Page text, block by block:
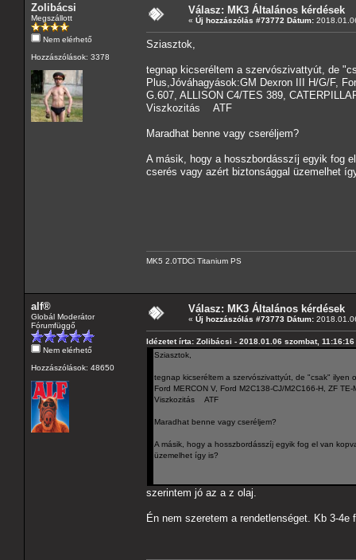
Zolibácsi
Megszállott
Nem elérhető
Hozzászólások: 3378
Válasz: MK3 Általános kérdések
« Új hozzászólás #73772 Dátum:
Sziasztok,
tegnap kicseréltem a szervószivattyút, de
Plus,Jóváhagyások:GM Dexron III H/G/F,
G.607, ALLISON C4/TES 389,
Viszkozitás ATF
Maradhat benne vagy cseréljem?
A másik, hogy a hosszbordásszíj egyik fog
cserés vagy azért biztonsággal üzemelhet
MK5 2.0TDCi Titanium PS
alf®
Globál Moderátor
Fórumfüggő
Nem elérhető
Hozzászólások: 48650
Válasz: MK3 Általános kérdések
« Új hozzászólás #73773 Dátum:
Idézetet írta: Zolibácsi - 2018.01.06 szombat, 11:16:16
Sziasztok,
tegnap kicseréltem a szervószivattyút, de "csak" ilyen
Ford MERCON V, Ford M2C138-CJ/M2C166-H, ZF
Viszkozitás ATF
Maradhat benne vagy cseréljem?
A másik, hogy a hosszbordásszíj egyik fog el van
üzemelhet így is?
szerintem jó az a z olaj.
Én nem szeretem a rendetlenséget. Kb 3-